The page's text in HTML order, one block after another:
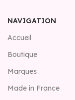
NAVIGATION
Accueil
Boutique
Marques
Made in France